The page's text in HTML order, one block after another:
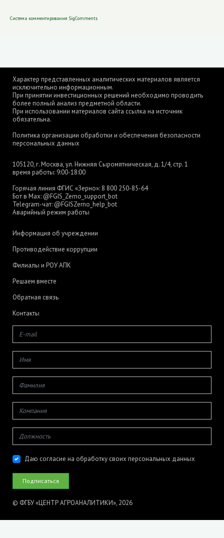
Система комментирования SigComments
Характер представленных аналитических материалов является
исключительно информационным.
При принятии инвестиционных решений необходимо проводить
более полный анализ предметной области.
При использовании материалов сайта ссылка на источник
обязательна.
Политика организации обработки и обеспечения безопасности
персональных данных
105120, г. Москва, ул. Нижняя Сыромятническая, д. 1/4, стр. 1
время работы: 9:00-18:00
Горячая линия ФГИС «Зерно»: 8 800 250-85-64
Бот в Max: @FGIS_Zerno_support_bot
Telegram-чат: @FGISZerno_help_bot
Аварийный режим работы
Информация об учреждении
Противодействие коррупции
Филиалы и РОУ АПК
Решаем вместе
Обратная связь
Контакты
Даю согласие на обработку своих персональных данных
© ФГБУ «ЦЕНТР АГРОАНАЛИТИКИ», 2026